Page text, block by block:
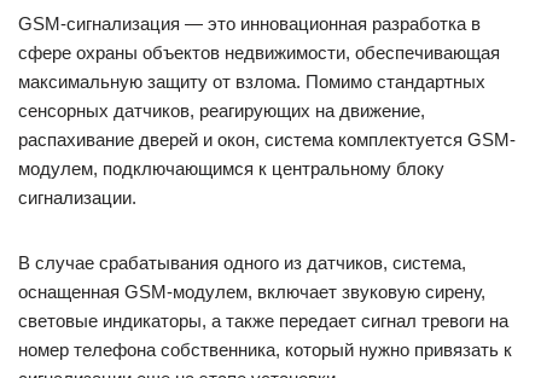
GSM-сигнализация — это инновационная разработка в
сфере охраны объектов недвижимости, обеспечивающая
максимальную защиту от взлома. Помимо стандартных
сенсорных датчиков, реагирующих на движение,
распахивание дверей и окон, система комплектуется GSM-
модулем, подключающимся к центральному блоку
сигнализации.
В случае срабатывания одного из датчиков, система,
оснащенная GSM-модулем, включает звуковую сирену,
световые индикаторы, а также передает сигнал тревоги на
номер телефона собственника, который нужно привязать к